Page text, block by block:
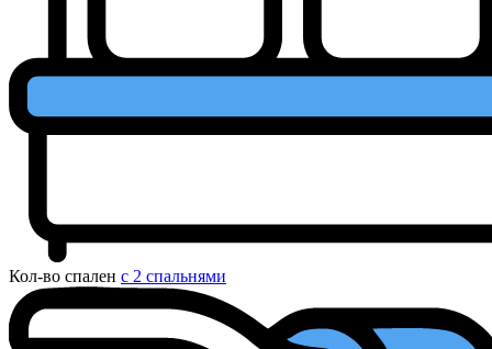
Кол-во спален с 2 спальнями